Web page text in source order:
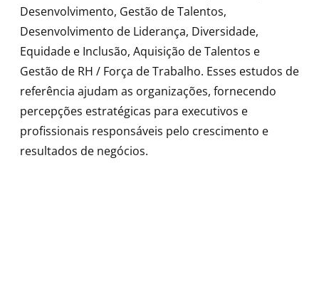
Desenvolvimento, Gestão de Talentos,
Desenvolvimento de Liderança, Diversidade,
Equidade e Inclusão, Aquisição de Talentos e
Gestão de RH / Força de Trabalho. Esses estudos de
referência ajudam as organizações, fornecendo
percepções estratégicas para executivos e
profissionais responsáveis pelo crescimento e
resultados de negócios.